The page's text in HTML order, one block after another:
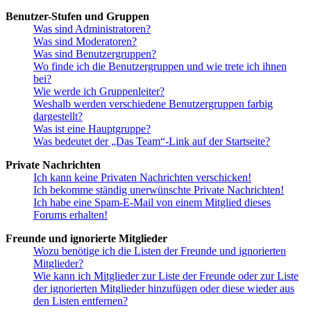
Benutzer-Stufen und Gruppen
Was sind Administratoren?
Was sind Moderatoren?
Was sind Benutzergruppen?
Wo finde ich die Benutzergruppen und wie trete ich ihnen
bei?
Wie werde ich Gruppenleiter?
Weshalb werden verschiedene Benutzergruppen farbig
dargestellt?
Was ist eine Hauptgruppe?
Was bedeutet der „Das Team“-Link auf der Startseite?
Private Nachrichten
Ich kann keine Privaten Nachrichten verschicken!
Ich bekomme ständig unerwünschte Private Nachrichten!
Ich habe eine Spam-E-Mail von einem Mitglied dieses
Forums erhalten!
Freunde und ignorierte Mitglieder
Wozu benötige ich die Listen der Freunde und ignorierten
Mitglieder?
Wie kann ich Mitglieder zur Liste der Freunde oder zur Liste
der ignorierten Mitglieder hinzufügen oder diese wieder aus
den Listen entfernen?